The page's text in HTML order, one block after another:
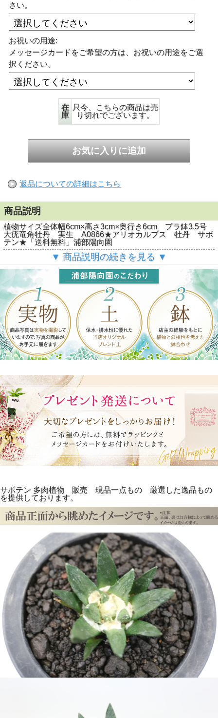
さい。
お祝いの用途:
メッセージカードをご希望の方は、お祝いの用途をご選
択ください。
在
庫
只今、こちらの商品は売
り切れでございます。
返品についての詳細はこちら
商品説明
植物サイズ全体幅6cm×高さ3cm×奥行き6cm プラ鉢3.5号
大疣竜角牡丹 実生 A0866★アリオカルプス 牡丹 サボ
テン★「送料無料」浦部陽向園
▼ 商品説明の続きを見る ▼
サボテン 多肉植物 販売 現品一点もの 厳選した逸品もの
を提供しております。